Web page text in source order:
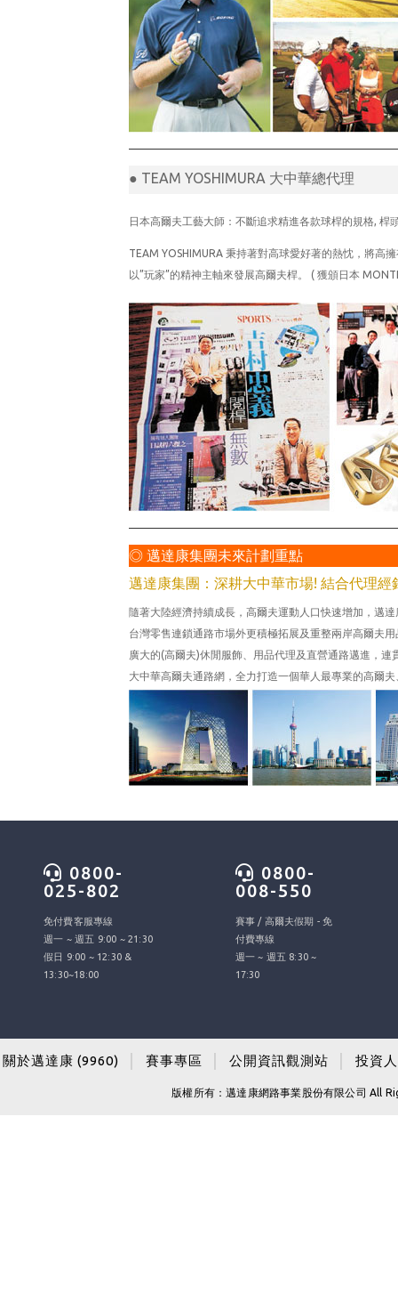
● TEAM YOSHIMURA 大中華總代理
日本高爾夫工藝大師：不斷追求精進各款球桿的規格,
TEAM YOSHIMURA 秉持著對高球愛好著的熱忱，將高
以”玩家”的精神主軸來發展高爾夫桿。 ( 獲頒日本
◎ 邁達康集團未來計劃重點
邁達康集團：深耕大中華市場! 結合代理經
隨著大陸經濟持續成長，高爾夫運動人口快速增加，邁
台灣零售連鎖通路市場外更積極拓展及重整兩岸高爾夫
廣大的(高爾夫)休閒服飾、用品代理及直營通路邁進，
大中華高爾夫通路網，全力打造一個華人最專業的高爾
0800-
025-802
免付費客服專線
週一 ~ 週五 9:00 ~ 21:30
假日 9:00 ~ 12:30 &
13:30~18:00
0800-
008-550
賽事 / 高爾夫假期 - 免
付費專線
週一 ~ 週五 8:30 ~
17:30
關於邁達康 (9960) 賽事專區 公開資訊觀測站 投資
版權所有：邁達康網路事業股份有限公司 All